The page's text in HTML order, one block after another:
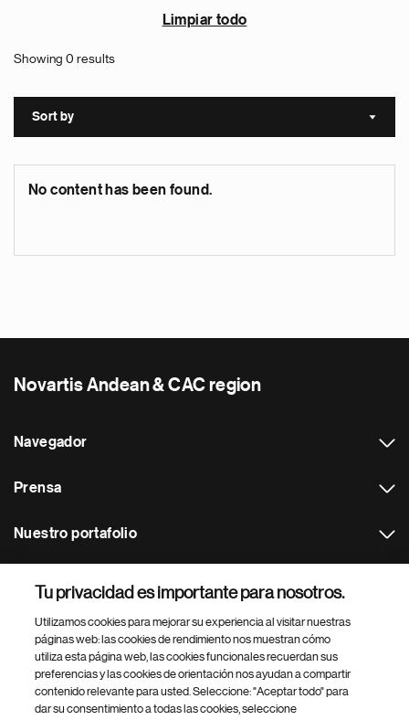
Limpiar todo
Showing 0 results
Sort by Sort
No content has been found.
Novartis Andean & CAC region
Navegador
Prensa
Nuestro portafolio
Footer Site Search
Tu privacidad es importante para nosotros.
Utilizamos cookies para mejorar su experiencia al visitar nuestras
páginas web: las cookies de rendimiento nos muestran cómo
utiliza esta página web, las cookies funcionales recuerdan sus
preferencias y las cookies de orientación nos ayudan a compartir
contenido relevante para usted. Seleccione: "Aceptar todo" para
dar su consentimiento a todas las cookies, seleccione